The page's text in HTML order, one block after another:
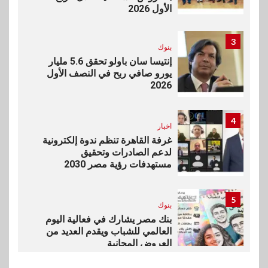
الأول 2026
3
بنوك
إنتيسا سان باولو تحقق 5.6 مليار
يورو صافي ربح في النصف الأول
2026
4
اخبار
غرفة القاهرة تنظم ندوة إلكترونية
لدعم الصادرات وتحقيق
مستهدفات رؤية مصر 2030
5
بنوك
بنك مصر يشارك في فعالية اليوم
العالمي للشباب ويقدم العديد من
العروض المجانية